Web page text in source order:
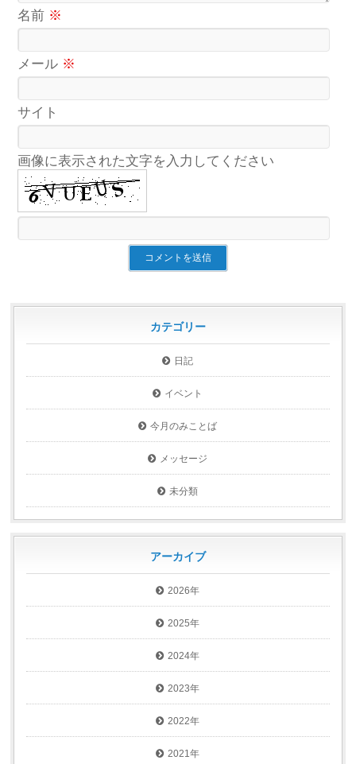
名前 ※
メール ※
サイト
画像に表示された文字を入力してください
カテゴリー
日記
イベント
今月のみことば
メッセージ
未分類
アーカイブ
2026年
2025年
2024年
2023年
2022年
2021年